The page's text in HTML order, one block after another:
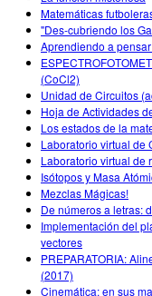
Matemáticas
"Des-cubriendo los
Aprendiendo a
(CoCl2)
Unidad de Circuitos
Hoja de Actividades
Los estados de la
Laboratorio virtual de
Laboratorio virtual de
Isótopos y Masa
Mezclas Mágicas!
De números a letras:
Implementación del
vectores
PREPARATORIA:
(2017)
Cinemática: en sus